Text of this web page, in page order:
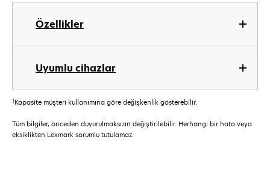
Özellikler
Uyumlu cihazlar
†Kapasite müşteri kullanımına göre değişkenlik gösterebilir.
Tüm bilgiler, önceden duyurulmaksızın değiştirilebilir. Herhangi bir hata veya
eksiklikten Lexmark sorumlu tutulamaz.